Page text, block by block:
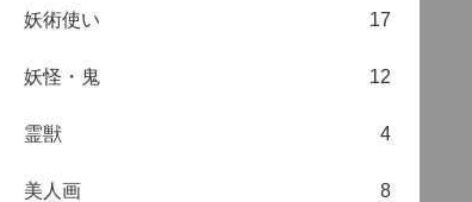
妖術使い 17
妖怪・鬼 12
霊獣 4
美人画 8